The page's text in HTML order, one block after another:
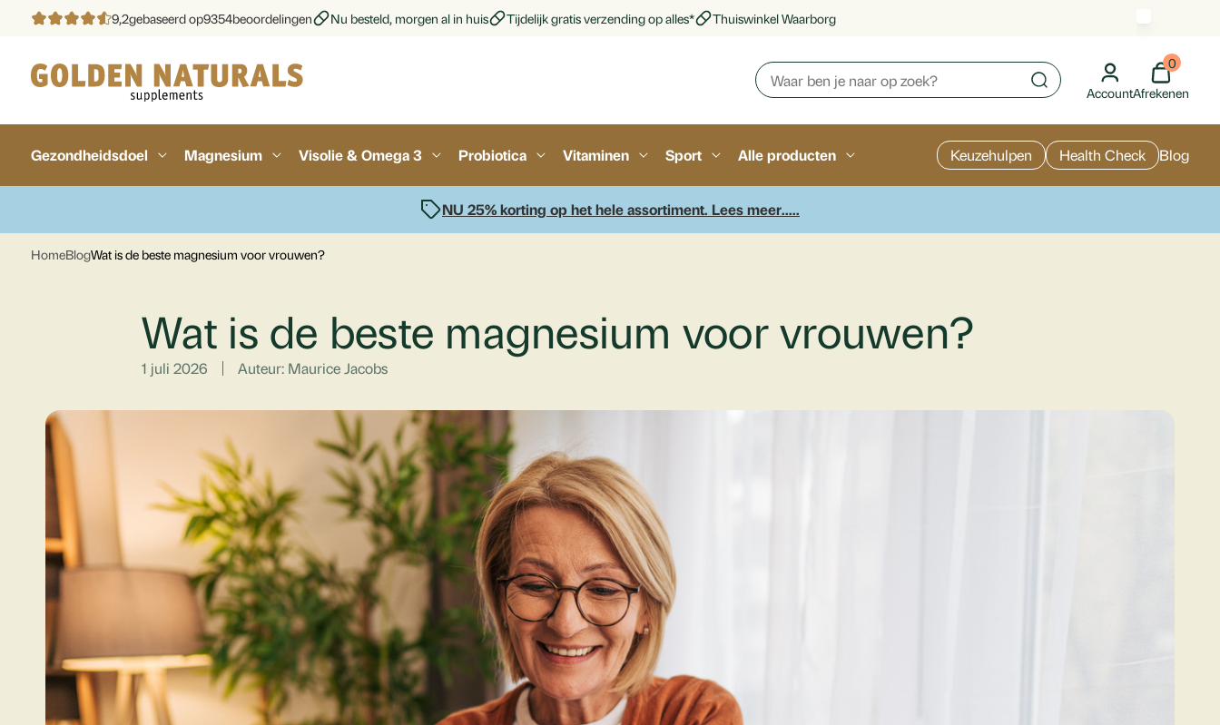
9,2gebaseerd op9354beoordelingen Nu besteld, morgen al in huis Tijdelijk gratis verzending op alles* Thuiswinkel Waarborg
Account
0
Afrekenen
Gezondheidsdoel Magnesium Visolie & Omega 3 Probiotica Vitaminen Sport Alle producten Keuzehulpen Health Check Blog
NU 25% korting op het hele assortiment. Lees meer.....
HomeBlogWat is de beste magnesium voor vrouwen?
Wat is de beste magnesium voor vrouwen?
1 juli 2026 Auteur: Maurice Jacobs